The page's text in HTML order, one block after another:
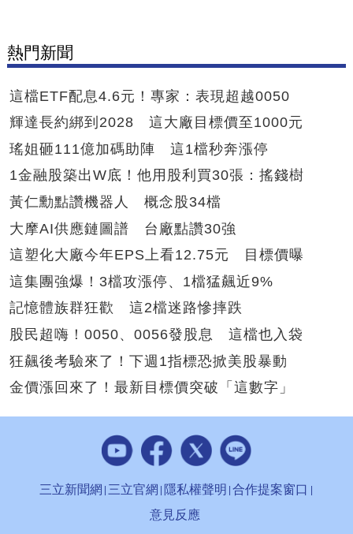
熱門新聞
這檔ETF配息4.6元！專家：表現超越0050
輝達長約綁到2028 這大廠目標價至1000元
瑤姐砸111億加碼助陣 這1檔秒奔漲停
1金融股築出W底！他用股利買30張：搖錢樹
黃仁勳點讚機器人 概念股34檔
大摩AI供應鏈圖譜 台廠點讚30強
這塑化大廠今年EPS上看12.75元 目標價曝
這集團強爆！3檔攻漲停、1檔猛飆近9%
記憶體族群狂歡 這2檔迷路慘摔跌
股民超嗨！0050、0056發股息 這檔也入袋
狂飆後考驗來了！下週1指標恐掀美股暴動
金價漲回來了！最新目標價突破「這數字」
三立新聞網 三立官網 隱私權聲明 合作提案窗口
意見反應